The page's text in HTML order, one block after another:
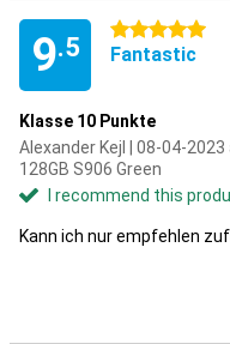
9.5
5 stars
Fantastic
Klasse 10 Punkte
Alexander Kejl | 08-04-
128GB S906 Green
I recommend this
Kann ich nur empfehlen